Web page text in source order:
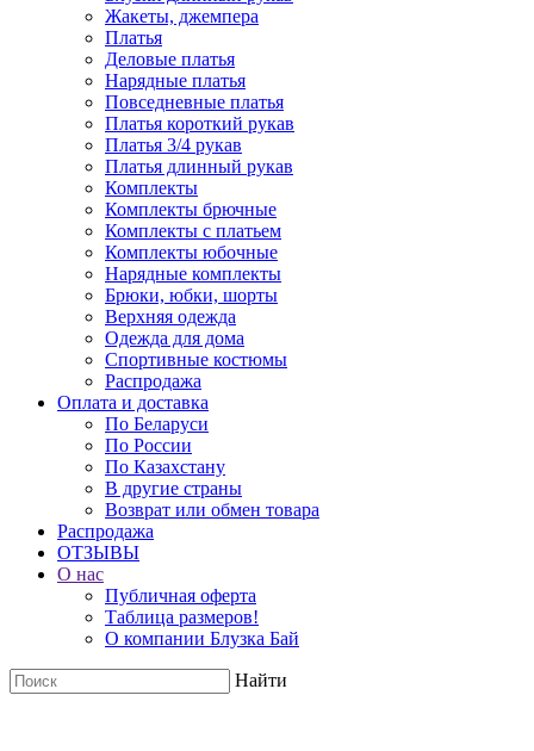
Жакеты, джемпера
Платья
Деловые платья
Нарядные платья
Повседневные платья
Платья короткий рукав
Платья 3/4 рукав
Платья длинный рукав
Комплекты
Комплекты брючные
Комплекты с платьем
Комплекты юбочные
Нарядные комплекты
Брюки, юбки, шорты
Верхняя одежда
Одежда для дома
Спортивные костюмы
Распродажа
Оплата и доставка
По Беларуси
По России
По Казахстану
В другие страны
Возврат или обмен товара
Распродажа
ОТЗЫВЫ
О нас
Публичная оферта
Таблица размеров!
О компании Блузка Бай
Найти